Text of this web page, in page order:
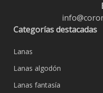
Categorías destacadas
Lanas
Lanas algodón
Lanas fantasía